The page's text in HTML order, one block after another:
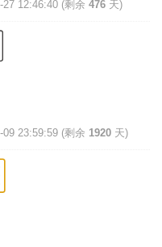
12:46:40 (剩余 476 天)
23:59:59 (剩余 1920 天)